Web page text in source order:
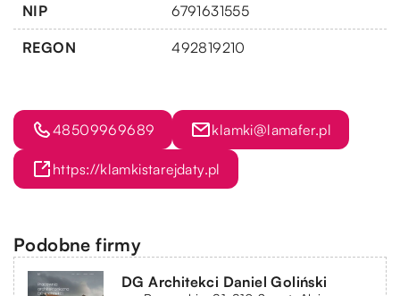
NIP 6791631555
REGON 492819210
48509969689 klamki@lamafer.pl
https://klamkistarejdaty.pl
Podobne firmy
DG Architekci Daniel Goliński